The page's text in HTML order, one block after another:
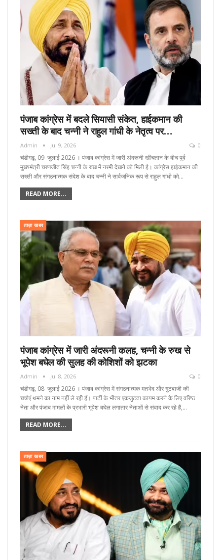
पंजाब कांग्रेस में बदले सियासी संकेत, हाईकमान की
सख्ती के बाद चन्नी ने राहुल गांधी के नेतृत्व पर…
Admin Jul 9, 2026 0
चंडीगढ़, 09 जुलाई 2026 । पंजाब कांग्रेस में जारी अंदरूनी खींचतान के बीच पूर्व
मुख्यमंत्री चरणजीत सिंह चन्नी के रुख में नरमी देखने को मिली है। कांग्रेस हाईकमान की
सख्ती और संगठनात्मक संदेश के बाद चन्नी ने सार्वजनिक रूप से राहुल गांधी को…
READ MORE...
ताज़ा खबर
पंजाब कांग्रेस में जारी अंदरूनी कलह, चन्नी के रुख से
भूपेश बघेल की सुलह की कोशिशों को झटका
Admin Jul 8, 2026 0
चंडीगढ़, 08 जुलाई 2026 । पंजाब कांग्रेस में संगठनात्मक मतभेद और गुटबाजी की
चर्चाएं थमने का नाम नहीं ले रही हैं। पार्टी के भीतर एकजुटता कायम करने के लिए वरिष्ठ
नेता और पंजाब मामलों के प्रभारी भूपेश बघेल लगातार नेताओं से संवाद कर रहे हैं,…
READ MORE...
ताज़ा खबर